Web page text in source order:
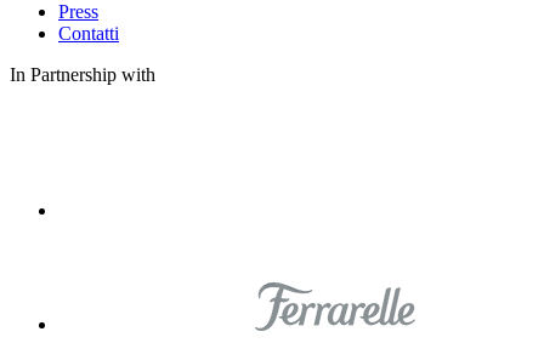
Press
Contatti
In Partnership with